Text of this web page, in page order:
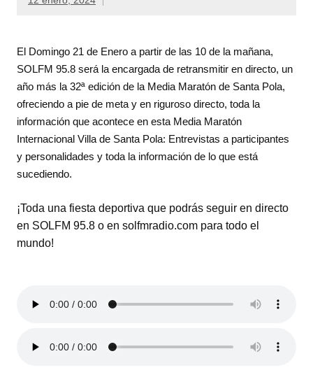
El Domingo 21 de Enero a partir de las 10 de la mañana,
SOLFM 95.8 será la encargada de retransmitir en directo, un
año más la 32ª edición de la Media Maratón de Santa Pola,
ofreciendo a pie de meta y en riguroso directo, toda la
información que acontece en esta Media Maratón
Internacional Villa de Santa Pola: Entrevistas a participantes
y personalidades y toda la información de lo que está
sucediendo.
¡Toda una fiesta deportiva que podrás seguir en directo
en SOLFM 95.8 o en solfmradio.com para todo el
mundo!